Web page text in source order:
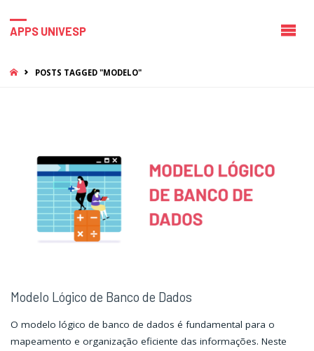
APPS UNIVESP
HOMEPOSTS TAGGED "MODELO"
Modelo Lógico de Banco de Dados
O modelo lógico de banco de dados é fundamental para o
mapeamento e organização eficiente das informações. Neste